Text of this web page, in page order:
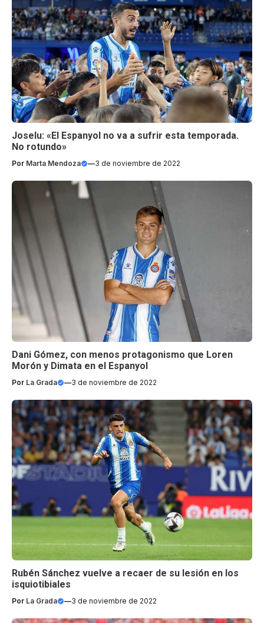
Joselu: «El Espanyol no va a sufrir esta temporada.
No rotundo»
Por Marta Mendoza —3 de noviembre de 2022
Dani Gómez, con menos protagonismo que Loren
Morón y Dimata en el Espanyol
Por La Grada —3 de noviembre de 2022
Rubén Sánchez vuelve a recaer de su lesión en los
isquiotibiales
Por La Grada —3 de noviembre de 2022